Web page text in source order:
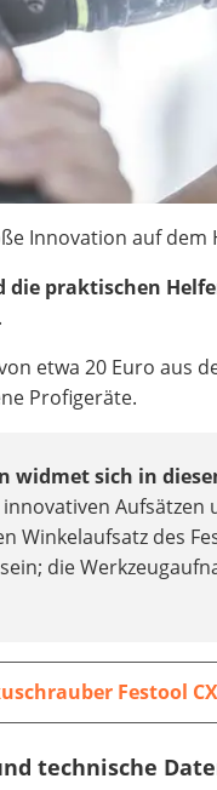
Innovation auf
die praktischen
etwa 20 Euro aus
Profigeräte.
widmet sich in
Winkelaufsatz des
die
Festool
technische